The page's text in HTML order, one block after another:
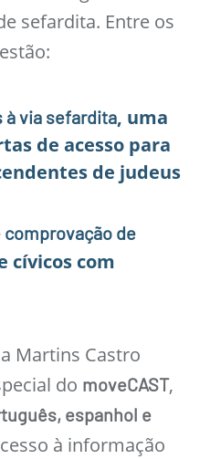
sefardita. Entre os
via sefardita, uma
de acesso para
de judeus
de
cívicos com
Martins Castro
do moveCAST,
espanhol e
à informação